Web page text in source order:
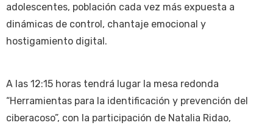
adolescentes, población cada vez más expuesta a
dinámicas de control, chantaje emocional y
hostigamiento digital.
A las 12:15 horas tendrá lugar la mesa redonda
“Herramientas para la identificación y prevención del
ciberacoso”, con la participación de Natalia Ridao,